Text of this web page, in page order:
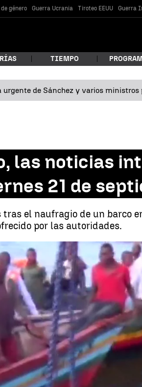
género Guerra Ucrania Tiroteo EEUU Guerra
TIEMPO
urgente de Sánchez y varios ministros
las noticias
21 de
el naufragio de un barco
por las autoridades.
Ahora en el mundo, las noticias